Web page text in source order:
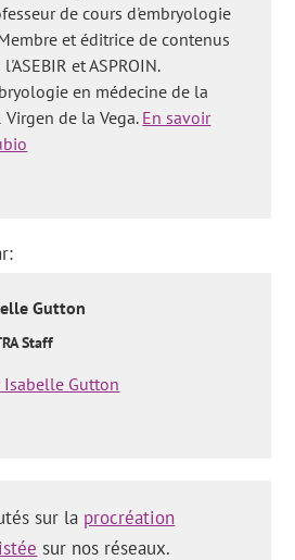
de cours d'embryologie
et éditrice de contenus
et ASPROIN.
en médecine de la
de la Vega. En savoir
Gutton
Staff
Gutton
sur la procréation
sur nos réseaux.